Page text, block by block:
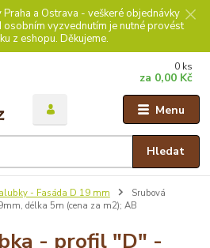
a Ostrava - veškeré objednávky
vyzvednutím je nutné provést
z eshopu. Děkujeme.
Menu
Hledat
0 ks
za 0,00 Kč
- Fasáda D 19 mm
Srubová
délka 5m (cena za m2); AB
- profil "D" -